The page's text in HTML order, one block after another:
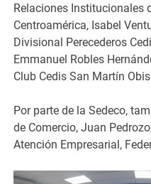
Relaciones Institucionales
Centroamérica, Isabel
Divisional Perecederos
Emmanuel Robles
Club Cedis San Martín
Por parte de la Sedeco,
de Comercio, Juan
Atención Empresarial,